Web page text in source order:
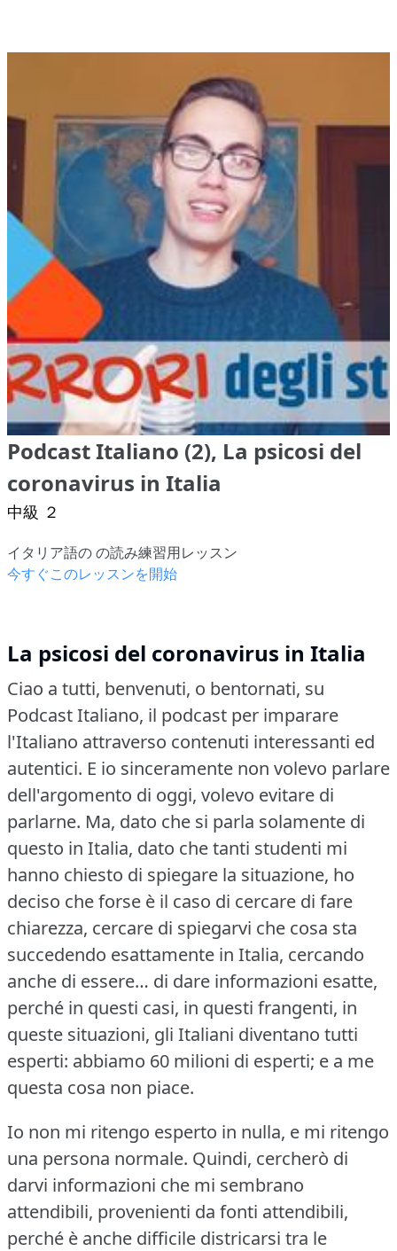
Podcast Italiano (2), La psicosi del
coronavirus in Italia
中級 ２
イタリア語の の読み練習用レッスン
今すぐこのレッスンを開始
La psicosi del coronavirus in Italia
Ciao a tutti, benvenuti, o bentornati, su
Podcast Italiano, il podcast per imparare
l'Italiano attraverso contenuti interessanti ed
autentici. E io sinceramente non volevo parlare
dell'argomento di oggi, volevo evitare di
parlarne. Ma, dato che si parla solamente di
questo in Italia, dato che tanti studenti mi
hanno chiesto di spiegare la situazione, ho
deciso che forse è il caso di cercare di fare
chiarezza, cercare di spiegarvi che cosa sta
succedendo esattamente in Italia, cercando
anche di essere… di dare informazioni esatte,
perché in questi casi, in questi frangenti, in
queste situazioni, gli Italiani diventano tutti
esperti: abbiamo 60 milioni di esperti; e a me
questa cosa non piace.
Io non mi ritengo esperto in nulla, e mi ritengo
una persona normale. Quindi, cercherò di
darvi informazioni che mi sembrano
attendibili, provenienti da fonti attendibili,
perché è anche difficile districarsi tra le